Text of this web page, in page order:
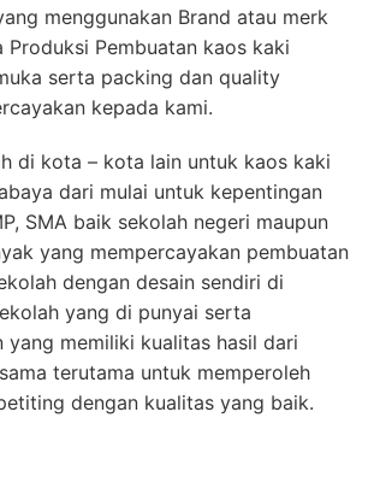
menggunakan Brand atau merk
Produksi Pembuatan kaos kaki
serta packing dan quality
kepada kami.
di kota – kota lain untuk kaos kaki
dari mulai untuk kepentingan
SMA baik sekolah negeri maupun
yang mempercayakan pembuatan
dengan desain sendiri di
yang di punyai serta
yang memiliki kualitas hasil dari
terutama untuk memperoleh
dengan kualitas yang baik.